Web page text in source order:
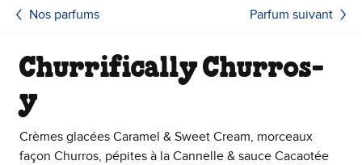
Nos parfums Parfum suivant
Churrifically Churros-
y
Crèmes glacées Caramel & Sweet Cream, morceaux
façon Churros, pépites à la Cannelle & sauce Cacaotée